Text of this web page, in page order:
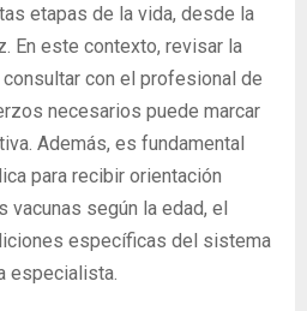
etapas de la vida, desde la
En este contexto, revisar la
con el profesional de
necesarios puede marcar
Además, es fundamental
para recibir orientación
vacunas según la edad, el
específicas del sistema
especialista.